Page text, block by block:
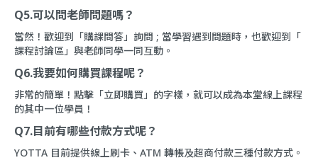
Q5.可以問老師問題嗎？
當然！歡迎到「購課問答」詢問 ; 當學習遇到問題時，也歡迎到「
課程討論區 」與老師同學一同互動。
Q6.我要如何購買課程呢？
非常的簡單！點擊「立即購買」的字樣，就可以成為本堂線上課程
的其中一位學員！
Q7.目前有哪些付款方式呢？
YOTTA 目前提供線上刷卡、ATM 轉帳及超商付款三種付款方式。